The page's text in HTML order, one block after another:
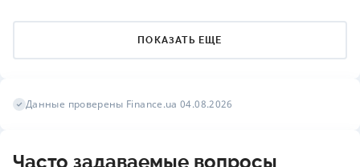
ПОКАЗАТЬ ЕЩЕ
Данные проверены Finance.ua 04.08.2026
Часто задаваемые вопросы